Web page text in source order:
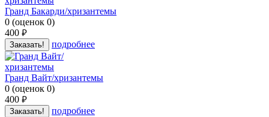
Гранд Бакарди/хризантемы
0 (оценок 0)
400 руб.
Заказать! подробнее
Гранд Вайт/хризантемы
0 (оценок 0)
400 руб.
Заказать! подробнее